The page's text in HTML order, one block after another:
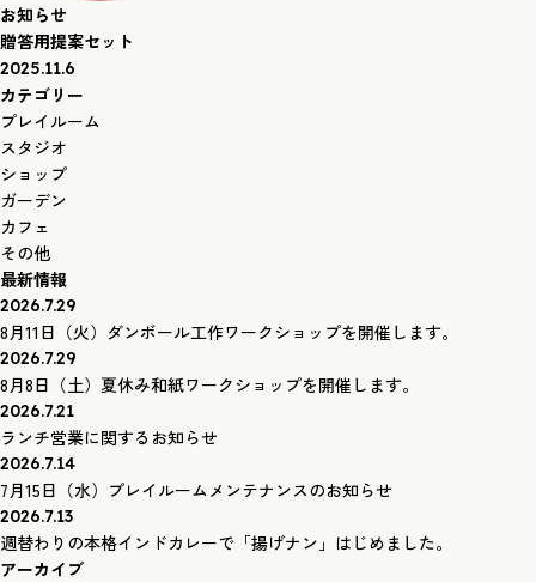
お知らせ
贈答用提案セット
2025.11.6
カテゴリー
プレイルーム
スタジオ
ショップ
ガーデン
カフェ
その他
最新情報
2026.7.29
8月11日（火）ダンボール工作ワークショップを開催します。
2026.7.29
8月8日（土）夏休み和紙ワークショップを開催します。
2026.7.21
ランチ営業に関するお知らせ
2026.7.14
7月15日（水）プレイルームメンテナンスのお知らせ
2026.7.13
週替わりの本格インドカレーで「揚げナン」はじめました。
アーカイブ